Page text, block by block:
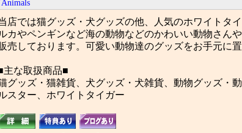
店では猫グッズ・犬グッズの他、人気のホワイトタ
カやペンギンなど海の動物などのかわいい動物さん
売しております。可愛い動物達のグッズをお手元に
主な取扱商品■
グッズ・猫雑貨、犬グッズ・犬雑貨、動物グッズ・
スター、ホワイトタイガー